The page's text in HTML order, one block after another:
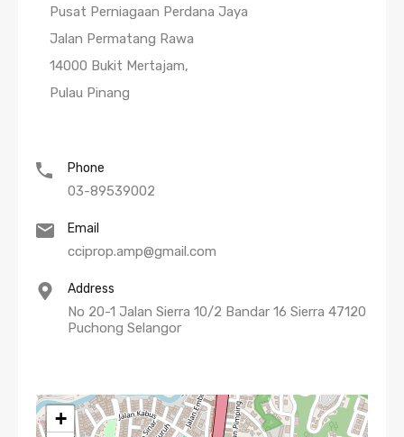
Pusat Perniagaan Perdana Jaya
Jalan Permatang Rawa
14000 Bukit Mertajam,
Pulau Pinang
Phone
03-89539002
Email
cciprop.amp@gmail.com
Address
No 20-1 Jalan Sierra 10/2 Bandar 16 Sierra 47120
Puchong Selangor
+